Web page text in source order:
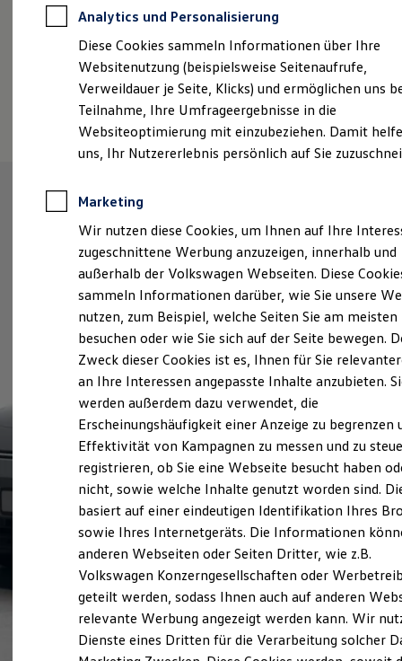
Autokredit mit Schlussrate
Versicherungen und Garantien
Kfz-Versicherung
Restschuldversicherungen
Garantien
Wartungsverträge
Geschäftskunden
Professional Class bei Volkswagen
Großkunden
Behörden
Anpfiff zum Gewinn
Elektroautos
ID. Tutorials
Der neue ID. Polo
Der ID.4
Der ID.4 GTX
Der ID.5 GTX
Der ID.7 GTX
Der ID.7 Tourer
Der ID.7 GTX Tourer
Der neue ID. Cross
Elektrofahrzeugkonzepte
ID. EVERY1
Reichweite
Reichweite der ID. Modelle
Reichweite im Winter
Rekuperation
Laden unterwegs
Laden Zuhause
Ladestationen finden
Ladezeitensimulator
Batterie
Sicherheit
Garantie und Lebensdauer
Impressum & Rechtliches )
Analytics und Personalisierung
Diese Cookies sammeln Informationen über Ihre
Websitenutzung (beispielsweise Seitenaufrufe,
Verweildauer je Seite, Klicks) und ermöglichen uns
Teilnahme, Ihre Umfrageergebnisse in die
Websiteoptimierung mit einzubeziehen. Damit
uns, Ihr Nutzererlebnis persönlich auf Sie
Marketing
Wir nutzen diese Cookies, um Ihnen auf Ihre
zugeschnittene Werbung anzuzeigen, innerhalb und
außerhalb der Volkswagen Webseiten. Diese
sammeln Informationen darüber, wie Sie unsere
nutzen, zum Beispiel, welche Seiten Sie am meisten
besuchen oder wie Sie sich auf der Seite bewegen.
Zweck dieser Cookies ist es, Ihnen für Sie
an Ihre Interessen angepasste Inhalte anzubieten.
werden außerdem dazu verwendet, die
Erscheinungshäufigkeit einer Anzeige zu begrenzen
Effektivität von Kampagnen zu messen und zu
registrieren, ob Sie eine Webseite besucht haben
nicht, sowie welche Inhalte genutzt worden sind.
basiert auf einer eindeutigen Identifikation Ihres
sowie Ihres Internetgeräts. Die Informationen
anderen Webseiten oder Seiten Dritter, wie z.B.
Volkswagen Konzerngesellschaften oder
geteilt werden, sodass Ihnen auch auf anderen
relevante Werbung angezeigt werden kann. Wir
Dienste eines Dritten für die Verarbeitung solcher